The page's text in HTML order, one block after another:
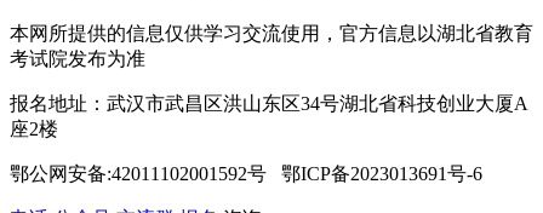
本网所提供的信息仅供学习交流使用，官方信息以湖北省教育
考试院发布为准
报名地址：武汉市武昌区洪山东区34号湖北省科技创业大厦A
座2楼
鄂公网安备:42011102001592号 鄂ICP备2023013691号-6